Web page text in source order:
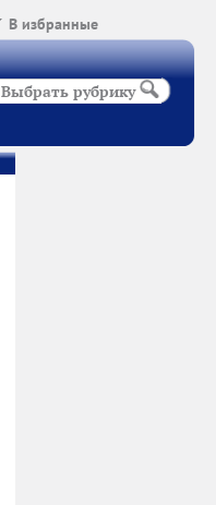
В избранные
Выбрать рубрику